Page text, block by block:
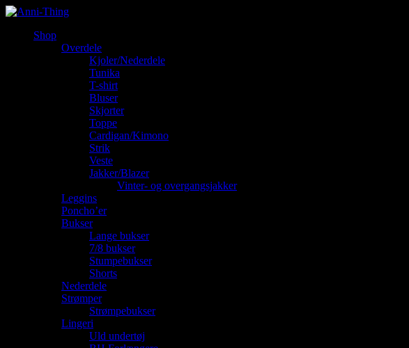
Shop
Overdele
Kjoler/Nederdele
Tunika
T-shirt
Bluser
Skjorter
Toppe
Cardigan/Kimono
Strik
Veste
Jakker/Blazer
Vinter- og overgangsjakker
Leggins
Poncho’er
Bukser
Lange bukser
7/8 bukser
Stumpebukser
Shorts
Nederdele
Strømper
Strømpebukser
Lingeri
Uld undertøj